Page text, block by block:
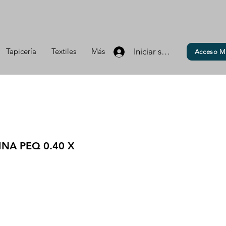
Tapicería Textiles Más Iniciar sesión Acceso
PEQ 0.40 X